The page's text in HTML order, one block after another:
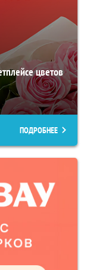
цветов
ПОДРОБНЕЕ